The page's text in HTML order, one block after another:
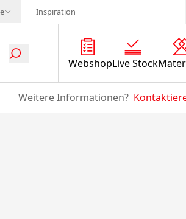
Inspiration
WebshopLive Stock
Weitere Informationen?